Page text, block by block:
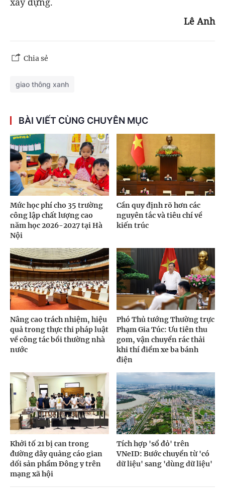
Lê Anh
Chia sẻ
giao thông xanh
BÀI VIẾT CÙNG CHUYÊN MỤC
Mức học phí cho 35 trường
công lập chất lượng cao
năm học 2026-2027 tại Hà
Nội
Cần quy định rõ hơn các
nguyên tắc và tiêu chí về
kiến trúc
Nâng cao trách nhiệm, hiệu
quả trong thực thi pháp luật
về công tác bồi thường nhà
nước
Phó Thủ tướng Thường trực
Phạm Gia Túc: Ưu tiên thu
gom, vận chuyển rác thải
khi thí điểm xe ba bánh
điện
Khởi tố 21 bị can trong
đường dây quảng cáo gian
dối sản phẩm Đông y trên
mạng xã hội
Tích hợp 'sổ đỏ' trên
VNeID: Bước chuyển từ 'có
dữ liệu' sang 'dùng dữ liệu'